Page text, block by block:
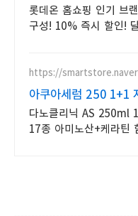
롯데온 홈쇼핑 인기 브
구성! 10% 즉시 할인!
https://
아쿠아세럼 250 1+1
다노클리닉 AS 250ml
17종 아미노산+케라틴